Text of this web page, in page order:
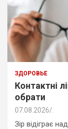
ЗДОРОВЬЕ
Контактні
обрати
07.08.2026
Зір відіграє